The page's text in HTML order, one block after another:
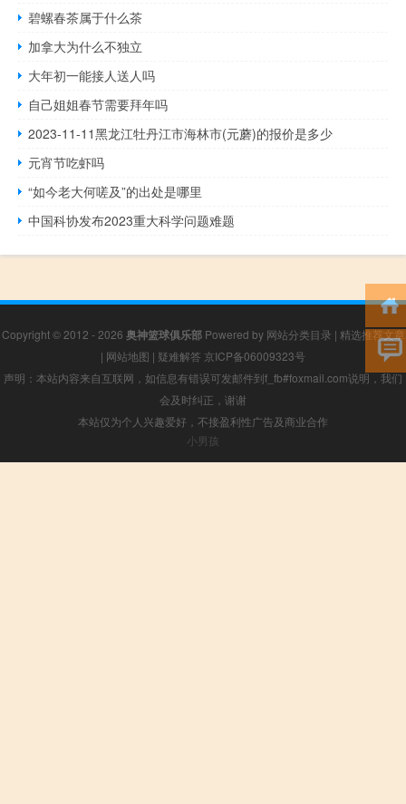
碧螺春茶属于什么茶
加拿大为什么不独立
大年初一能接人送人吗
自己姐姐春节需要拜年吗
2023-11-11黑龙江牡丹江市海林市(元蘑)的报价是多少
元宵节吃虾吗
“如今老大何嗟及”的出处是哪里
中国科协发布2023重大科学问题难题
Copyright © 2012 - 2026 奥神篮球俱乐部Powered by 网站分类目录 | 精选推荐文章
| 网站地图 | 疑难解答 京ICP备06009323号
声明：本站内容来自互联网，如信息有错误可发邮件到f_fb#foxmail.com说明，我们
会及时纠正，谢谢
本站仅为个人兴趣爱好，不接盈利性广告及商业合作
小男孩